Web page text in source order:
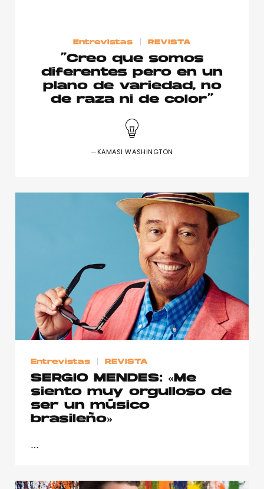
Entrevistas REVISTA
“Creo que somos
diferentes pero en un
plano de variedad, no
de raza ni de color”
—KAMASI WASHINGTON
Entrevistas REVISTA
SERGIO MENDES: «Me
siento muy orgulloso de
ser un músico
brasileño»
…